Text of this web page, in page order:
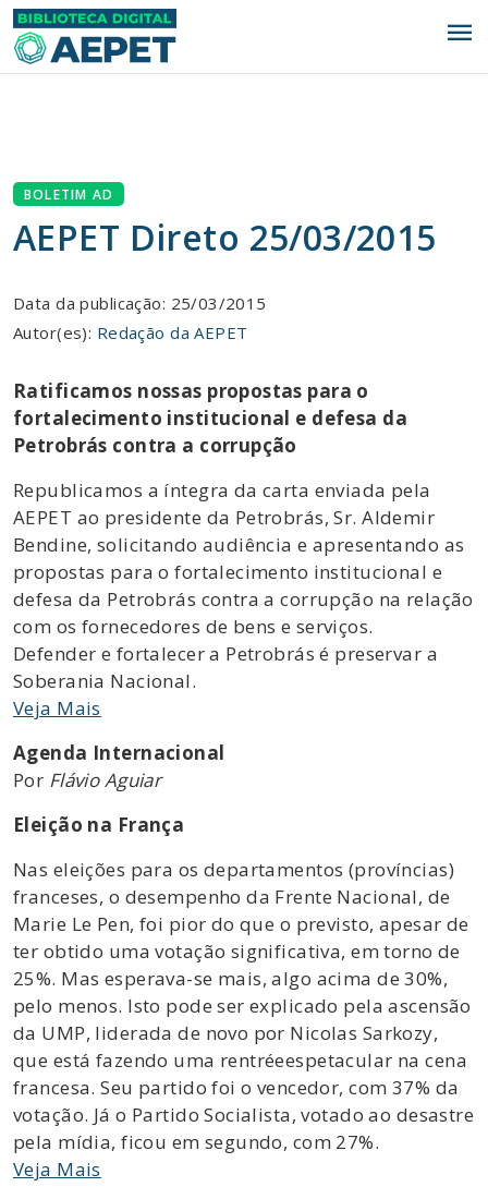
menu
BOLETIM AD
AEPET Direto 25/03/2015
Data da publicação: 25/03/2015
Autor(es): Redação da AEPET
Ratificamos nossas propostas para o
fortalecimento institucional e defesa da
Petrobrás contra a corrupção
Republicamos a íntegra da carta enviada pela
AEPET ao presidente da Petrobrás, Sr. Aldemir
Bendine, solicitando audiência e apresentando as
propostas para o fortalecimento institucional e
defesa da Petrobrás contra a corrupção na relação
com os fornecedores de bens e serviços.
Defender e fortalecer a Petrobrás é preservar a
Soberania Nacional.
Veja Mais
Agenda Internacional
Por Flávio Aguiar
Eleição na França
Nas eleições para os departamentos (províncias)
franceses, o desempenho da Frente Nacional, de
Marie Le Pen, foi pior do que o previsto, apesar de
ter obtido uma votação significativa, em torno de
25%. Mas esperava-se mais, algo acima de 30%,
pelo menos. Isto pode ser explicado pela ascensão
da UMP, liderada de novo por Nicolas Sarkozy,
que está fazendo uma rentréeespetacular na cena
francesa. Seu partido foi o vencedor, com 37% da
votação. Já o Partido Socialista, votado ao desastre
pela mídia, ficou em segundo, com 27%.
Veja Mais